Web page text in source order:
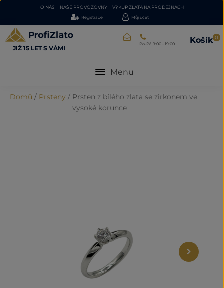
O NÁS NAŠE PROVOZOVNY VÝKUP ZLATA NA PRODEJNÁCH
Registrace Můj účet
JIŽ 15 LET S VÁMI
Po-Pá 9:00 - 19:00 Košík 0
Menu
Domů / Prsteny / Prsten z bílého zlata se zirkonem ve
vysoké korunce